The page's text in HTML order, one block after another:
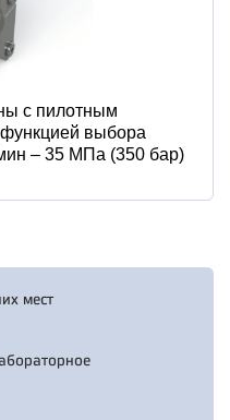
с пилотным
функцией выбора
– 35 МПа (350 бар)
мест